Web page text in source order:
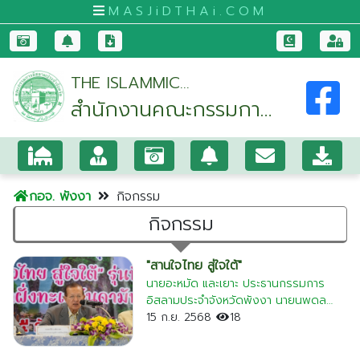
MASJiDTHAi.COM
หน้า
หลัก
มัสยิด
และ
สัป
ปุ
รุษ
กระบี่
กรุงเทพมหานคร
ขอนแก่น
จันทบุรี
ชุมพร
THE ISLAMMIC
COMMITTEE OF PHANG-
NGA
สำนักงานคณะกรรมการ
อิสลามประจำจังหวัด
พังงา
กอจ. พังงา กิจกรรม
กิจกรรม
"สานใจไทย สู่ใจใต้"
นายอะหมัด และเยาะ ประธานกรรมการ
อิสลามประจำจังหวัดพังงา นายนพดล
สุทธิการ เลขนุการฯ นายนิวัติ สุมาลี และ
15 ก.ย. 2568 18